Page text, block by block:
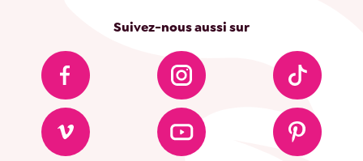
Suivez-nous aussi sur